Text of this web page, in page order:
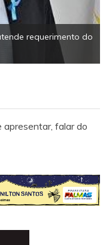
requerimento do
apresentar, falar do